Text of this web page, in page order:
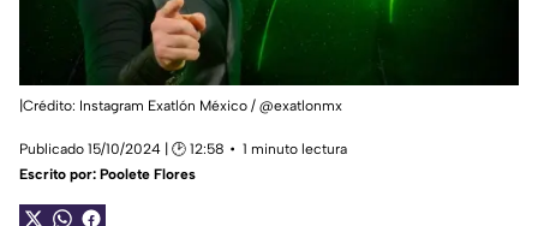
|Crédito: Instagram Exatlón México / @exatlonmx
Publicado 15/10/2024 | 🕑 12:58
1 minuto lectura
Escrito por: Poolete Flores